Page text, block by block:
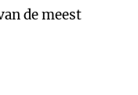
de meest